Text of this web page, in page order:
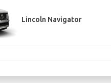
Lincoln Navigator